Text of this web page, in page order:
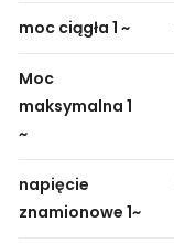
moc ciągła 1 ~
Moc
maksymalna 1
~
napięcie
znamionowe 1~